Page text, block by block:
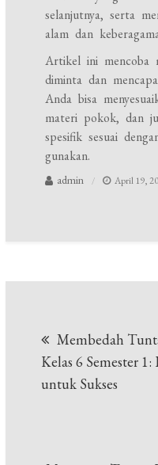
selanjutnya, serta
alam dan
Artikel ini mencoba
diminta dan
Anda bisa
materi pokok, dan
spesifik sesuai
gunakan.
admin April 19,
pos
Membedah
Kelas 6 Semester
untuk Sukses